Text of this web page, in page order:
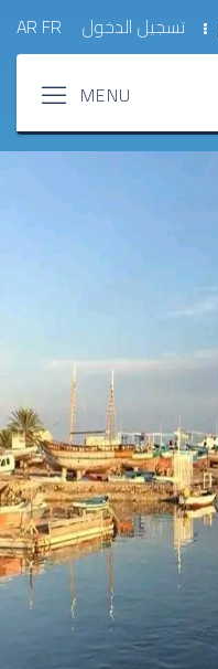
FR
AR تسجيل الدخول